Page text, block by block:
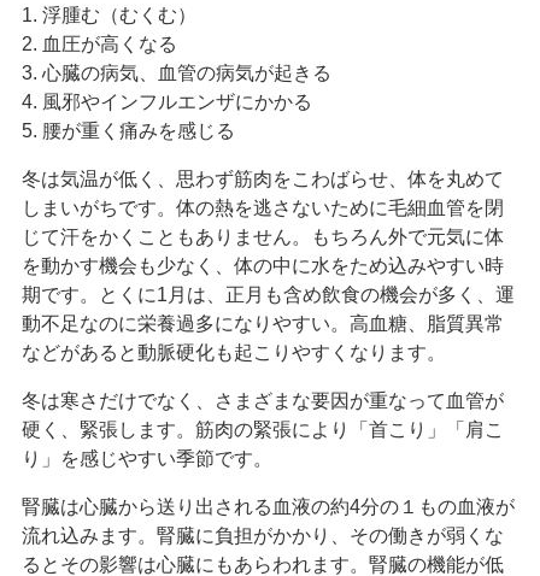
1. 浮腫む（むくむ）
2. 血圧が高くなる
3. 心臓の病気、血管の病気が起きる
4. 風邪やインフルエンザにかかる
5. 腰が重く痛みを感じる
冬は気温が低く、思わず筋肉をこわばらせ、体を丸めて
しまいがちです。体の熱を逃さないために毛細血管を閉
じて汗をかくこともありません。もちろん外で元気に体
を動かす機会も少なく、体の中に水をため込みやすい時
期です。とくに1月は、正月も含め飲食の機会が多く、運
動不足なのに栄養過多になりやすい。高血糖、脂質異常
などがあると動脈硬化も起こりやすくなります。
冬は寒さだけでなく、さまざまな要因が重なって血管が
硬く、緊張します。筋肉の緊張により「首こり」「肩こ
り」を感じやすい季節です。
腎臓は心臓から送り出される血液の約4分の１もの血液が
流れ込みます。腎臓に負担がかかり、その働きが弱くな
るとその影響は心臓にもあらわれます。腎臓の機能が低